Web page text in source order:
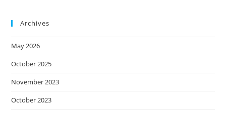
Archives
May 2026
October 2025
November 2023
October 2023